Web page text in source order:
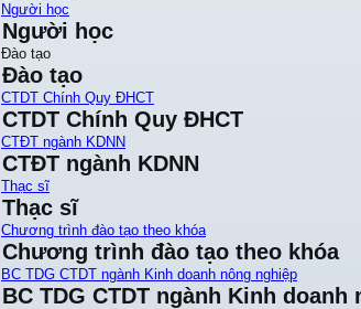
Người học
Người học
Đào tạo
Đào tạo
CTDT Chính Quy ĐHCT
CTDT Chính Quy ĐHCT
CTĐT ngành KDNN
CTĐT ngành KDNN
Thạc sĩ
Thạc sĩ
Chương trình đào tạo theo khóa
Chương trình đào tạo theo khóa
BC TDG CTDT ngành Kinh doanh nông nghiệp
BC TDG CTDT ngành Kinh doanh